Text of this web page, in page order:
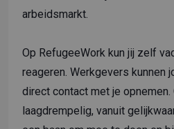
arbeidsmarkt.
Op RefugeeWork kun jij zelf
reageren. Werkgevers kunnen
direct contact met je opnemen.
laagdrempelig, vanuit